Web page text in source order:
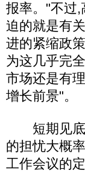
报率。"不过
迫的就是有
进的紧缩政
为这几乎完
市场还是有
增长前景"。
短期见底
的担忧大概
工作会议的